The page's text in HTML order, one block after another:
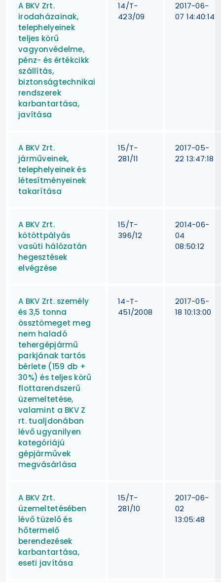
A BKV Zrt.
irodaházainak,
telephelyeinek
teljes körű
vagyonvédelme,
pénz- és értékcikk
szállítás,
biztonságtechnikai
rendszerek
karbantartása,
javítása
14/T-
423/09
2017-06-
07 14:40:14
A BKV Zrt.
járműveinek,
telephelyeinek és
létesítményeinek
takarítása
15/T-
281/11
2017-05-
22 13:47:18
A BKV Zrt.
kötöttpályás
vasúti hálózatán
hegesztések
elvégzése
15/T-
396/12
2014-06-
04
08:50:12
A BKV Zrt. személy
és 3,5 tonna
össztömeget meg
nem haladó
tehergépjármű
parkjának tartós
bérlete (159 db +
30%) és teljes körű
flottarendszerű
üzemeltetése,
valamint a BKV Z
rt. tualjdonában
lévő ugyanilyen
kategóriájú
gépjárművek
megvásárlása
14-T-
451/2008
2017-05-
18 10:13:00
A BKV Zrt.
üzemeltetésében
lévő tüzelő és
hőtermelő
berendezések
karbantartása,
eseti javítása
15/T-
281/10
2017-06-
02
13:05:48